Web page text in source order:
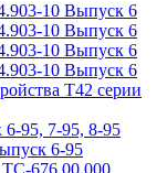
10 Выпуск 6
10 Выпуск 6
10 Выпуск 6
10 Выпуск 6
Т42 серии
95, 7-95, 8-95
6-95
676.00.000